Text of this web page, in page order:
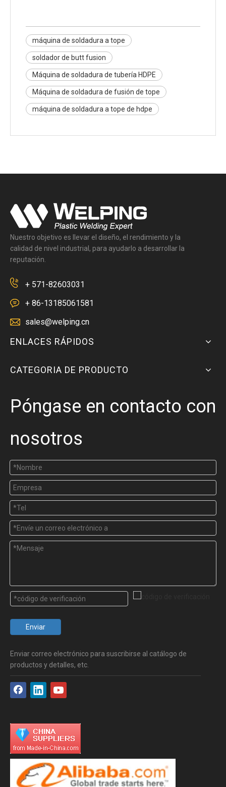
máquina de soldadura a tope
soldador de butt fusion
Máquina de soldadura de tubería HDPE
Máquina de soldadura de fusión de tope
máquina de soldadura a tope de hdpe
Nuestro objetivo es llevar el diseño, el rendimiento y la
calidad de nivel industrial, para ayudarlo a desarrollar la
reputación.
+ 571-82603031
+ 86-13185061581
sales@welping.cn
ENLACES RÁPIDOS
CATEGORIA DE PRODUCTO
Póngase en contacto con
nosotros
Enviar
Enviar correo electrónico para suscribirse al catálogo de
productos y detalles, etc.